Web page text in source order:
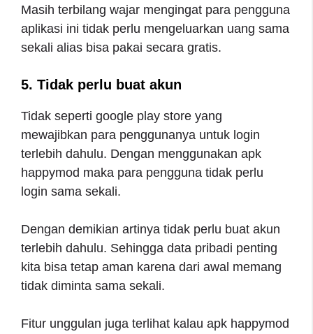
Masih terbilang wajar mengingat para pengguna
aplikasi ini tidak perlu mengeluarkan uang sama
sekali alias bisa pakai secara gratis.
5. Tidak perlu buat akun
Tidak seperti google play store yang
mewajibkan para penggunanya untuk login
terlebih dahulu. Dengan menggunakan apk
happymod maka para pengguna tidak perlu
login sama sekali.
Dengan demikian artinya tidak perlu buat akun
terlebih dahulu. Sehingga data pribadi penting
kita bisa tetap aman karena dari awal memang
tidak diminta sama sekali.
Fitur unggulan juga terlihat kalau apk happymod